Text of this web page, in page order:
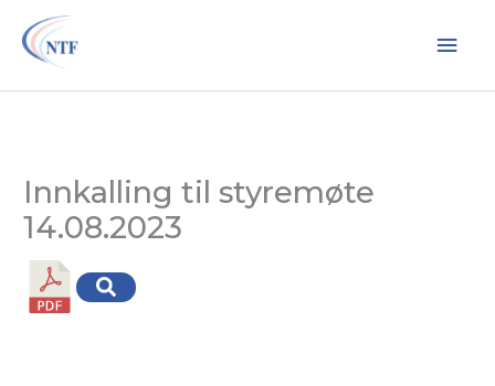
rett
innholdet
Innkalling til styremøte
14.08.2023